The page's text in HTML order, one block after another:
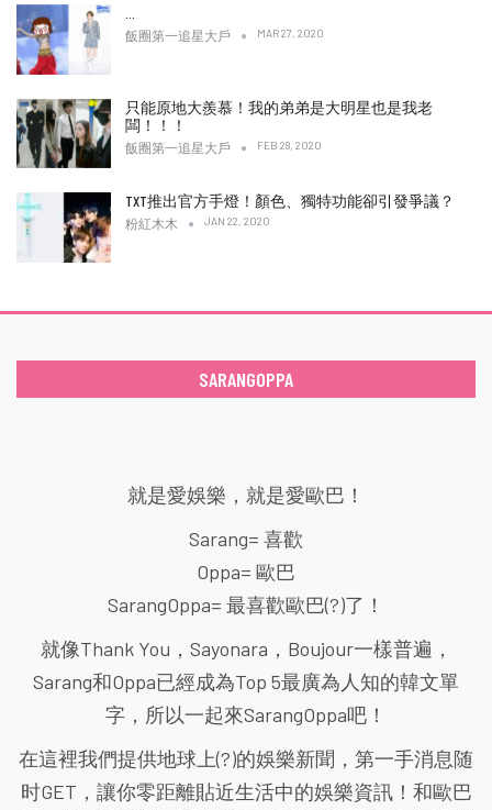
飯圈第一追星大戶 MAR 27, 2020
只能原地大羨慕！我的弟弟是大明星也是我老
闆！！！
飯圈第一追星大戶 FEB 28, 2020
TXT推出官方手燈！顏色、獨特功能卻引發爭議？
粉紅木木 JAN 22, 2020
SARANGOPPA
就是愛娛樂，就是愛歐巴！
Sarang= 喜歡
Oppa= 歐巴
SarangOppa= 最喜歡歐巴(?)了！
就像Thank You，Sayonara，Boujour一樣普遍，
Sarang和Oppa已經成為Top 5最廣為人知的韓文單
字，所以一起來SarangOppa吧！
在這裡我們提供地球上(?)的娛樂新聞，第一手消息随
时GET，讓你零距離貼近生活中的娛樂資訊！和歐巴